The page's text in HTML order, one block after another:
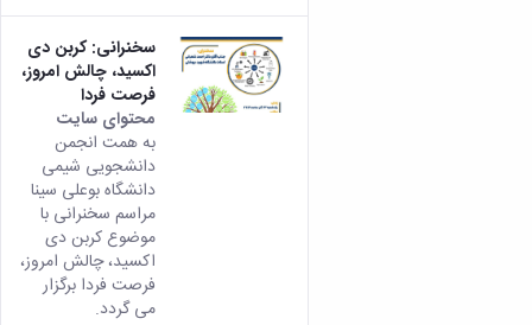
سخنرانی: کربن دی
اکسید، چالش امروز،
فرصت فردا
محتوای سایت
به همت انجمن
دانشجویی شیمی
دانشگاه بوعلی سینا
مراسم سخنرانی با
موضوع کربن دی
اکسید، چالش امروز،
فرصت فردا برگزار
می گردد.